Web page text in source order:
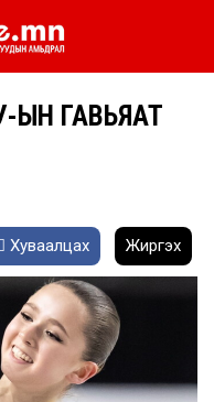
ЫН ГАВЬЯАТ
Хуваалцах Жиргэх